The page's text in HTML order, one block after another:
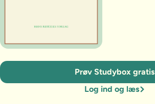
Prøv Studybox gratis
Log ind og læs